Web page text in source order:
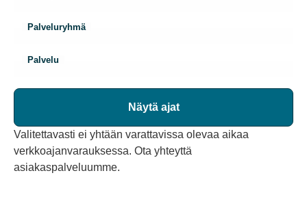
Palveluryhmä
Palvelu
Näytä ajat
Valitettavasti ei yhtään varattavissa olevaa aikaa
verkkoajanvarauksessa. Ota yhteyttä
asiakaspalveluumme.